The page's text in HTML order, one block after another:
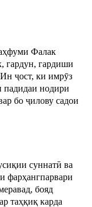
Фалак
гардун, гардиши
ҷост, ки имрӯз
падидаи нодири
бо ҷилову садои
суннатӣ ва
фарҳангпарвари
бояд
таҳқиқ карда